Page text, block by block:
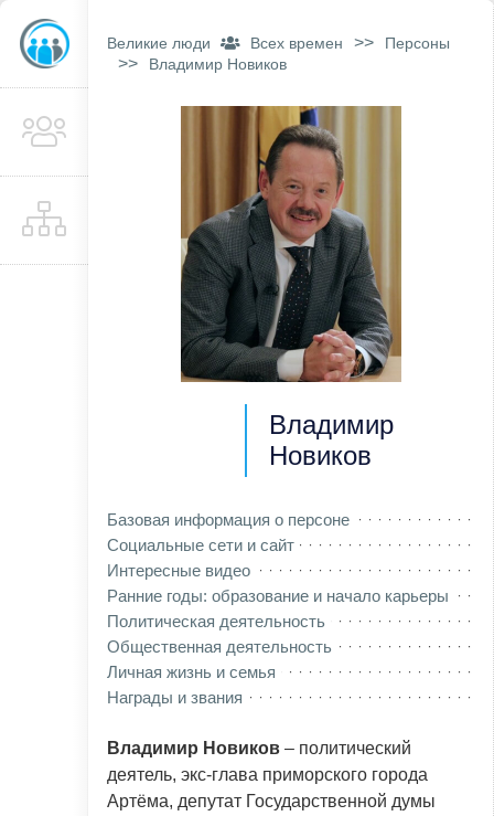
Великие люди Всех времен >> Персоны
>> Владимир Новиков
Владимир
Новиков
Базовая информация о персоне
Социальные сети и сайт
Интересные видео
Ранние годы: образование и начало карьеры
Политическая деятельность
Общественная деятельность
Личная жизнь и семья
Награды и звания
Владимир Новиков – политический
деятель, экс-глава приморского города
Артёма, депутат Государственной думы